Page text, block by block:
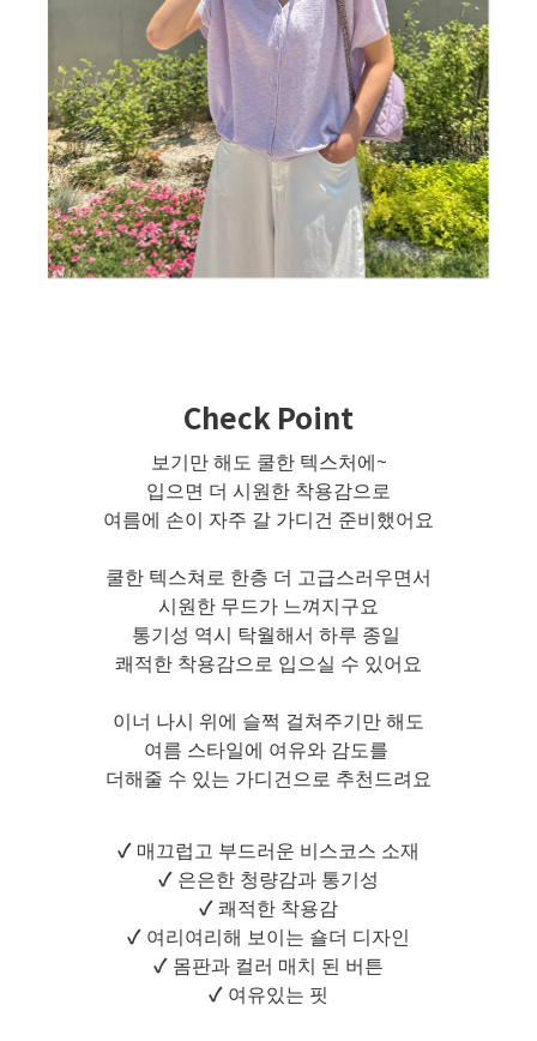
Check Point
보기만 해도 쿨한 텍스처에~
입으면 더 시원한 착용감으로
여름에 손이 자주 갈 가디건 준비했어요
쿨한 텍스쳐로 한층 더 고급스러우면서
시원한 무드가 느껴지구요
통기성 역시 탁월해서 하루 종일
쾌적한 착용감으로 입으실 수 있어요
이너 나시 위에 슬쩍 걸쳐주기만 해도
여름 스타일에 여유와 감도를
더해줄 수 있는 가디건으로 추천드려요
✓ 매끄럽고 부드러운 비스코스 소재
✓ 은은한 청량감과 통기성
✓쾌적한 착용감
✓ 여리여리해 보이는 숄더 디자인
✓ 몸판과 컬러 매치 된 버튼
✓ 여유있는 핏